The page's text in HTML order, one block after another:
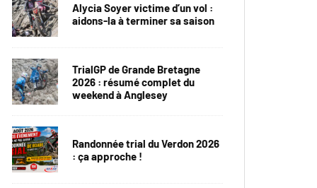
Alycia Soyer victime d’un vol :
aidons-la à terminer sa saison
TrialGP de Grande Bretagne
2026 : résumé complet du
weekend à Anglesey
Randonnée trial du Verdon 2026
: ça approche !